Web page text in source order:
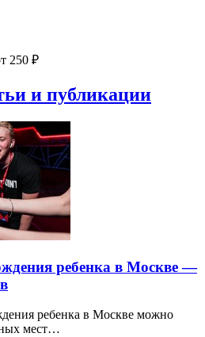
250 ₽
и публикации
ребенка в Москве —
ребенка в Москве можно
мест…